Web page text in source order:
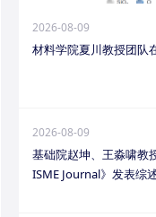
2026-08-09
材料学院夏川教授团队
2026-08-09
基础院赵坤、王淼啸教
ISME Journal》发表综